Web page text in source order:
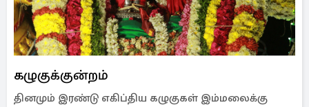
கழுகுக்குன்றம்
தினமும் இரண்டு எகிப்திய கழுகுகள் இம்மலைக்கு